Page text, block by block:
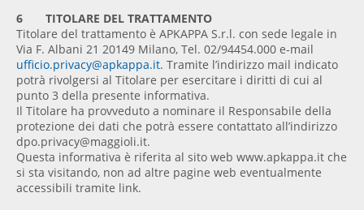
6 TITOLARE DEL TRATTAMENTO
Titolare del trattamento è APKAPPA S.r.l. con sede legale in
Via F. Albani 21 20149 Milano, Tel. 02/94454.000 e-mail
ufficio.privacy@apkappa.it. Tramite l’indirizzo mail indicato
potrà rivolgersi al Titolare per esercitare i diritti di cui al
punto 3 della presente informativa.
Il Titolare ha provveduto a nominare il Responsabile della
protezione dei dati che potrà essere contattato all’indirizzo
dpo.privacy@maggioli.it.
Questa informativa è riferita al sito web www.apkappa.it che
si sta visitando, non ad altre pagine web eventualmente
accessibili tramite link.